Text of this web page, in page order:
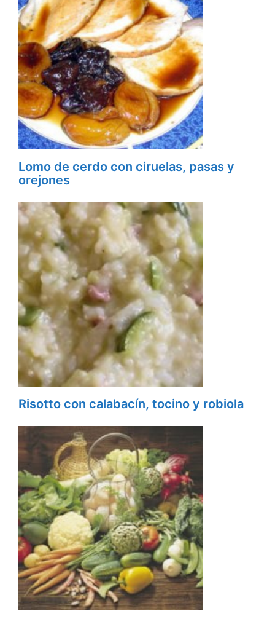
Lomo de cerdo con ciruelas, pasas y
orejones
Risotto con calabacín, tocino y robiola